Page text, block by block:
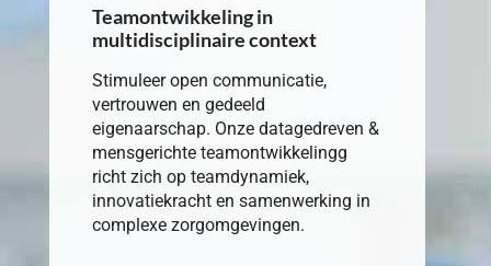
Teamontwikkeling in
multidisciplinaire context
Stimuleer open communicatie,
vertrouwen en gedeeld
eigenaarschap. Onze datagedreven &
mensgerichte teamontwikkelingg
richt zich op teamdynamiek,
innovatiekracht en samenwerking in
complexe zorgomgevingen.